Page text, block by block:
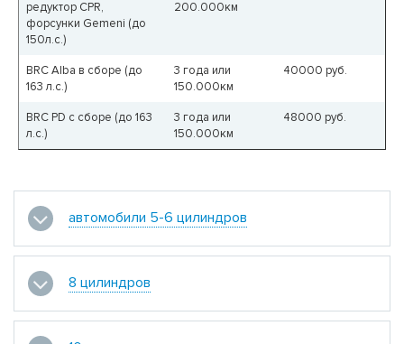
редуктор CPR,
форсунки Gemeni (до
150л.с.)
200.000км
BRC Alba в сборе (до
163 л.с.)
3 года или
150.000км
40000 руб.
BRC PD с сборе (до 163
л.с.)
3 года или
150.000км
48000 руб.
автомобили 5-6 цилиндров
8 цилиндров